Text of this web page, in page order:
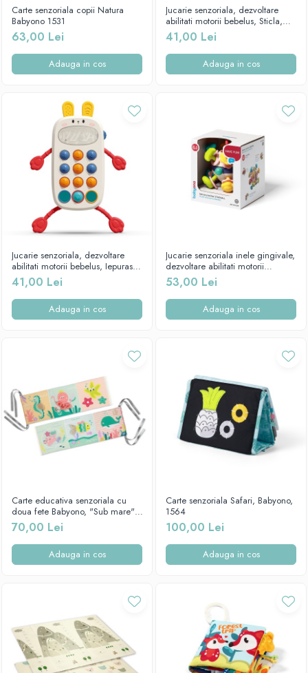
Olite tip scaunel simple
Reductoare antiderapante
Reductoare moi
Seturi cadite 92 cm
Seturi cadite anatomice
Suporti anatomici plastic
Suporti anatomici textili
Suporti metalici cadite
Mese de infasat pliabile
Mese de infasat Ultra Light 50x70
cm
Patuturi pliabile
Tampoane postnatale
Tampoane si protectii silicon
pentru san
Carte senzoriala copii Natura
Babyono 1531
63,00 Lei
Adauga in cos
Jucarie senzoriala, dezvoltare
abilitati motorii bebelus, Sticla,
Babyono
41,00 Lei
Adauga in cos
Jucarie senzoriala, dezvoltare
abilitati motorii bebelus, Iepuras,
Babyono 1580
41,00 Lei
Adauga in cos
Jucarie senzoriala inele gingivale,
dezvoltare abilitati motorii
bebelus, Minge Stele, Babyono
1585
53,00 Lei
Adauga in cos
Carte educativa senzoriala cu
doua fete Babyono, "Sub mare",
1563
70,00 Lei
Adauga in cos
Carte senzoriala Safari, Babyono,
1564
100,00 Lei
Adauga in cos